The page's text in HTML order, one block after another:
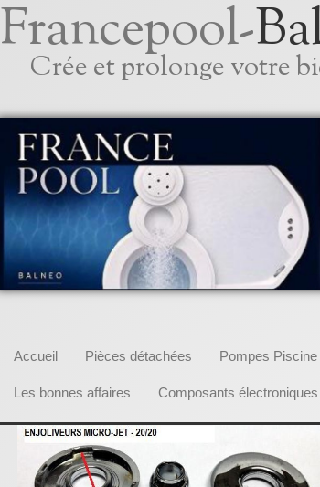
Francepool-
Crée et prolonge votre
Accueil Pièces détachées Pompes Piscine
Les bonnes affaires Composants électroniques